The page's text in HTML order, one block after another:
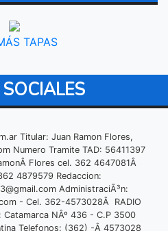
TAPAS
Titular: Juan Ramon Flores,
Numero Tramite TAD: 56411397
Flores cel. 362 4647081Â
4879579 Redaccion:
AdministraciÃ³n:
- Cel. 362-4573028Â RADIO
Catamarca NÂº 436 - C.P 3500
Telefonos: (362) -Â 4573028